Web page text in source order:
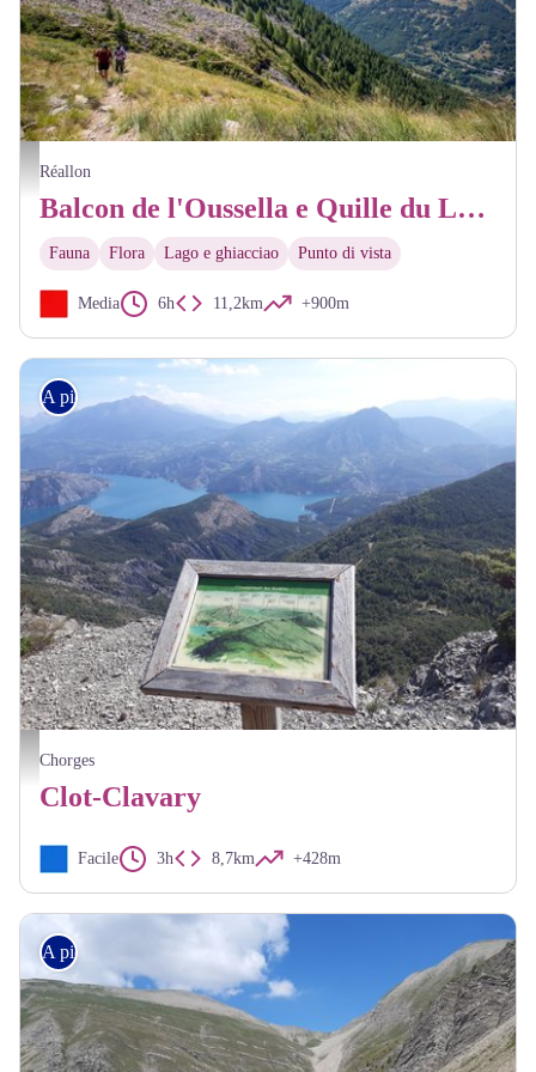
Balcon de Loussela et Quille du Laus - Kinaphoto © Parc national des Ecrins -
Réallon
Balcon de l'Oussella e Quille du Laus
Fauna Flora Lago e ghiacciao Punto di vista
Media 6h 11,2km +900m
Vue sur le lac de Serre-Ponçon - JF. Arnaud - CDRP
A piedi
Chorges
Clot-Clavary
Facile 3h 8,7km +428m
A piedi